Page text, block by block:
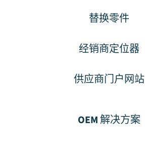
替换零件
经销商定位器
供应商门户网站
OEM 解决方案